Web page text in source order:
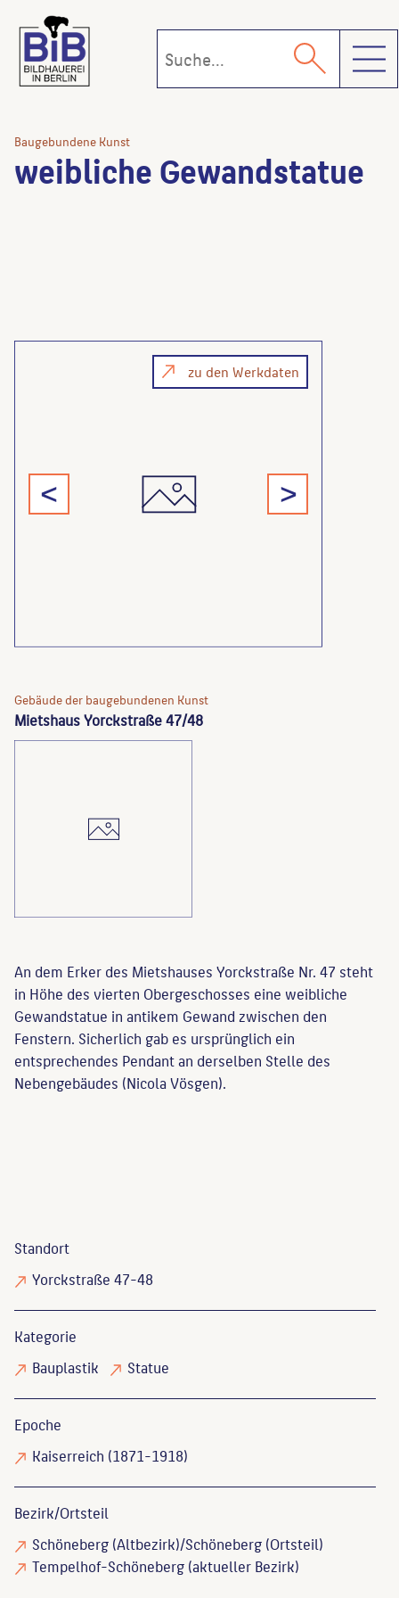
Baugebundene Kunst
weibliche Gewandstatue
< >
zu den Werkdaten
Gebäude der baugebundenen Kunst
Mietshaus Yorckstraße 47/48
An dem Erker des Mietshauses Yorckstraße Nr. 47 steht
in Höhe des vierten Obergeschosses eine weibliche
Gewandstatue in antikem Gewand zwischen den
Fenstern. Sicherlich gab es ursprünglich ein
entsprechendes Pendant an derselben Stelle des
Nebengebäudes (Nicola Vösgen).
Standort
Yorckstraße 47-48
Kategorie
Bauplastik
Statue
Epoche
Kaiserreich (1871-1918)
Bezirk/Ortsteil
Schöneberg (Altbezirk)/Schöneberg (Ortsteil)
Tempelhof-Schöneberg (aktueller Bezirk)